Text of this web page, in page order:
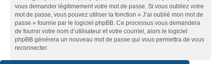
vous demander légitimement votre mot de passe. Si vous oubliez votre
mot de passe, vous pouvez utiliser la fonction « J’ai oublié mon mot de
passe » fournie par le logiciel phpBB. Ce processus vous demandera
de fournir votre nom d’utilisateur et votre courriel, alors le logiciel
phpBB générera un nouveau mot de passe qui vous permettra de vous
reconnecter.